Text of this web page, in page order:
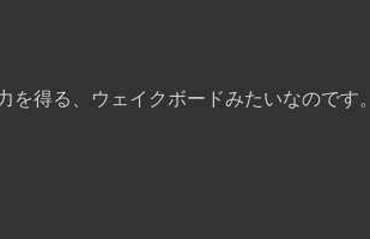
得る、ウェイクボードみたいなのです。